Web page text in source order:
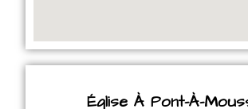
Église À Pont-À-